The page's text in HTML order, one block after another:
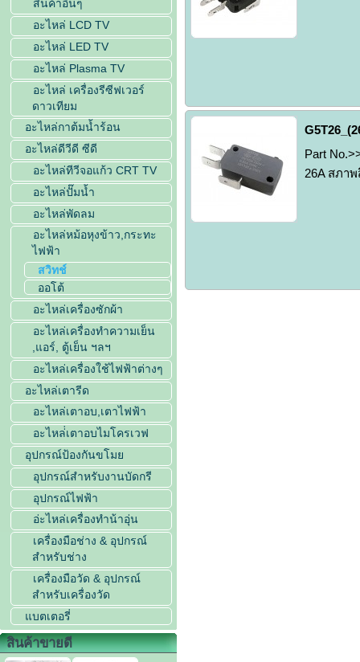
สินค้าอื่นๆ
อะไหล่ LCD TV
อะไหล่ LED TV
อะไหล่ Plasma TV
อะไหล่ เครื่องรีซีฟเวอร์
ดาวเทียม
อะไหล่กาต้มน้ำร้อน
อะไหล่ดีวีดี ซีดี
อะไหล่ทีวีจอแก้ว CRT TV
อะไหล่ปั๊มน้ำ
อะไหล่พัดลม
อะไหล่หม้อหุงข้าว,กระทะ
ไฟฟ้า
สวิทช์
ออโต้
อะไหล่เครื่องซักผ้า
อะไหล่เครื่องทำความเย็น
,แอร์, ตู้เย็น ฯลฯ
อะไหล่เครื่องใช้ไฟฟ้าต่างๆ
อะไหล่เตารีด
อะไหล่เตาอบ,เตาไฟฟ้า
อะไหล่่เตาอบไมโครเวฟ
อุปกรณ์ป้องกันขโมย
อุปกรณ์สำหรับงานบัดกรี
อุปกรณ์ไฟฟ้า
อ่ะไหล่เครื่องทำน้าอุ่น
เครื่องมือช่าง & อุปกรณ์
สำหรับช่าง
เครื่องมือวัด & อุปกรณ์
สำหรับเครื่องวัด
แบตเตอรี่
สินค้าขายดี
Part
26A สภา